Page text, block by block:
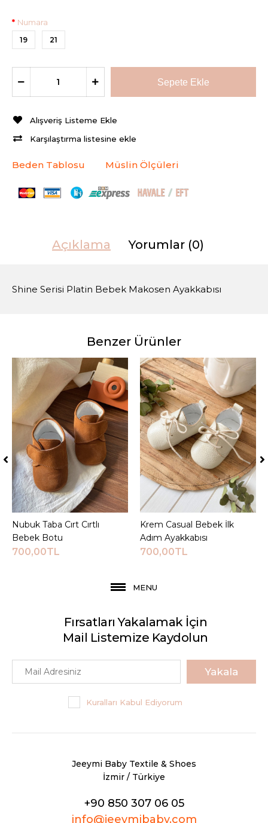
Numara
19 21
Alışveriş Listeme Ekle
Karşılaştırma listesine ekle
Beden Tablosu Müslin Ölçüleri
Açıklama Yorumlar (0)
Shine Serisi Platin Bebek Makosen Ayakkabısı
Benzer Ürünler
Sepete Ekle
Nubuk Taba Cırt Cırtlı
Bebek Botu
700,00TL
Sepete Ekle
Krem Casual Bebek İlk
Adım Ayakkabısı
700,00TL
MENU
Fırsatları Yakalamak İçin
Mail Listemize Kaydolun
Yakala
Kuralları Kabul Ediyorum
Jeeymi Baby Textile & Shoes
İzmir / Türkiye
+90 850 307 06 05
info@jeeymibaby.com